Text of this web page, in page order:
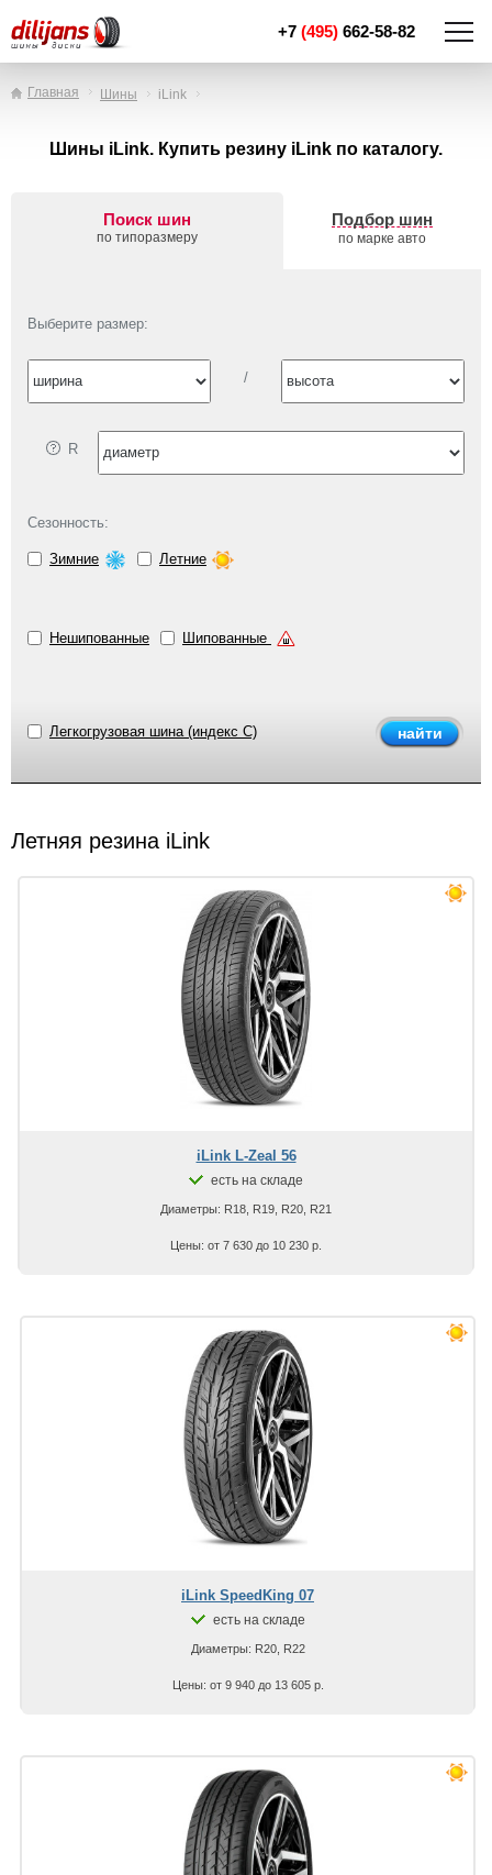
+7 (495) 662-58-82
Главная Шины iLink
Шины iLink. Купить резину iLink по каталогу.
Поиск шин
по типоразмеру
Подбор шин
по марке авто
Выберите размер:
/
R
Сезонность:
Зимние Летние
Нешипованные Шипованные
Легкогрузовая шина (индекс C)
Летняя резина iLink
iLink L-Zeal 56
есть на складе
Диаметры: R18, R19, R20, R21
Цены: от 7 630 до 10 230 р.
iLink SpeedKing 07
есть на складе
Диаметры: R20, R22
Цены: от 9 940 до 13 605 р.